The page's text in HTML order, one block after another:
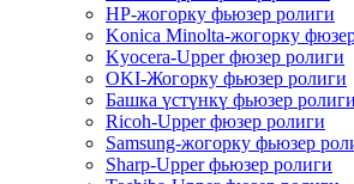
HP-жогорку фьюзер ролиги
Konica Minolta-жогорку
Kyocera-Upper фюзер ролиги
OKI-Жогорку фьюзер ролиги
Башка үстүнкү фьюзер ролиги
Ricoh-Upper фюзер ролиги
Samsung-жогорку фьюзер
Sharp-Upper фьюзер ролиги